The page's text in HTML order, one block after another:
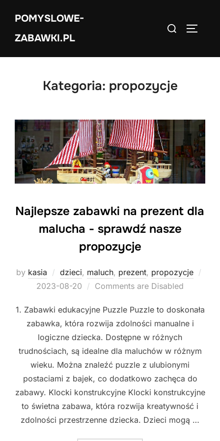
content
POMYSLOWE-
ZABAWKI.PL
Search
Kategoria: propozycje
Najlepsze zabawki na prezent dla
malucha - sprawdź nasze
propozycje
by kasia dzieci, maluch, prezent, propozycje
2023-08-20 Comments are Disabled
1. Zabawki edukacyjne Puzzle Puzzle to doskonała
zabawka, która rozwija zdolności manualne i
logiczne dziecka. Dostępne w różnych
trudnościach, są idealne dla maluchów w różnym
wieku. Można znaleźć puzzle z ulubionymi
postaciami z bajek, co dodatkowo zachęca do
zabawy. Klocki konstrukcyjne Klocki konstrukcyjne
to świetna zabawa, która rozwija kreatywność i
zdolności przestrzenne dziecka. Dzieci mogą …